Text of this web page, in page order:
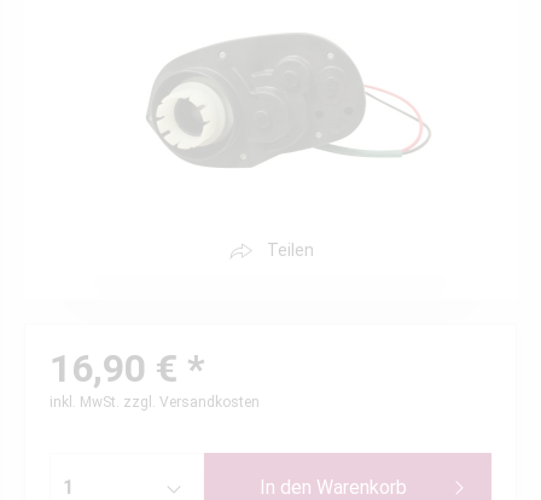
Teilen
16,90 € *
inkl. MwSt. zzgl. Versandkosten
In den Warenkorb